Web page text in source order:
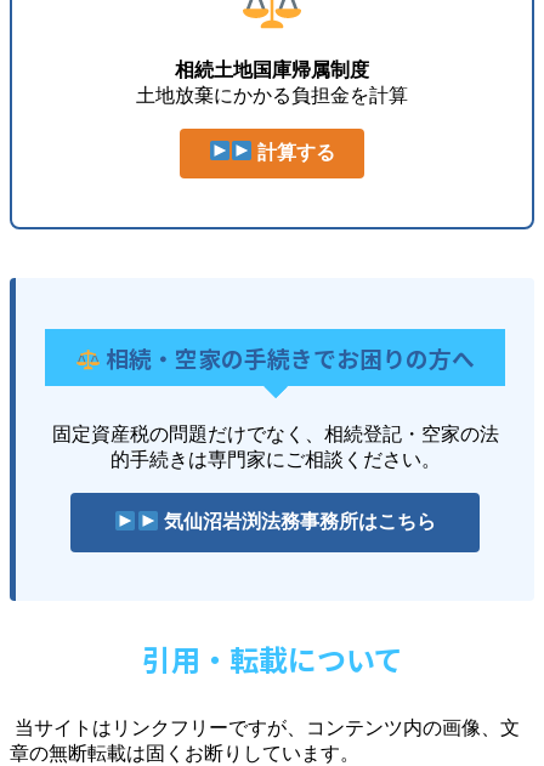
相続土地国庫帰属制度
土地放棄にかかる負担金を計算
計算する
相続・空家の手続きでお困りの方へ
固定資産税の問題だけでなく、相続登記・空家の法
的手続きは専門家にご相談ください。
気仙沼岩渕法務事務所はこちら
引用・転載について
当サイトはリンクフリーですが、コンテンツ内の画像、文
章の無断転載は固くお断りしています。